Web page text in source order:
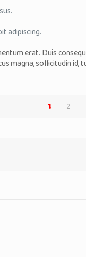
adipiscing.
erat. Duis
magna, sollicitudin
1 2